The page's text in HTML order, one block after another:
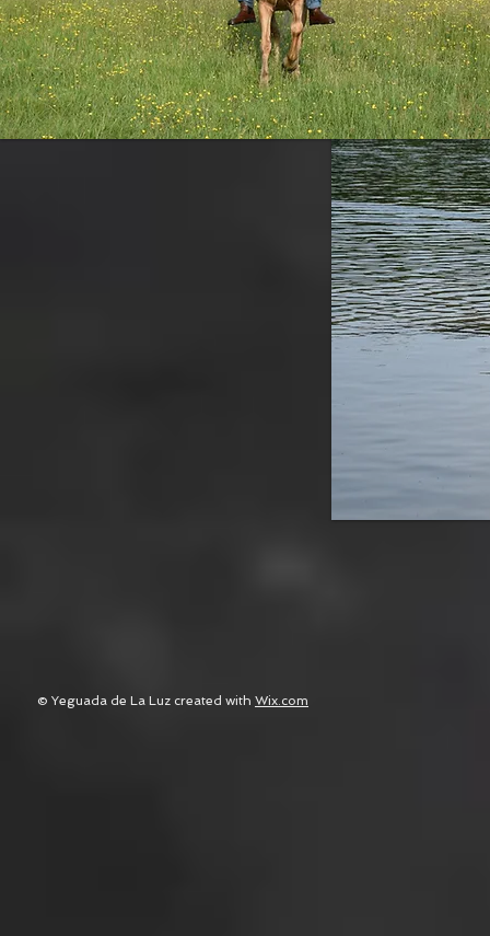
© Yeguada de La Luz created with Wix.com